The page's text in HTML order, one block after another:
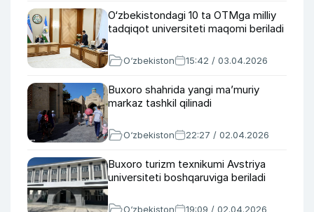
O‘zbekistondagi 10 ta OTMga milliy
tadqiqot universiteti maqomi beriladi
O‘zbekiston 15:42 / 03.04.2026
Buxoro shahrida yangi ma’muriy
markaz tashkil qilinadi
O‘zbekiston 22:27 / 02.04.2026
Buxoro turizm texnikumi Avstriya
universiteti boshqaruviga beriladi
O‘zbekiston 19:09 / 02.04.2026